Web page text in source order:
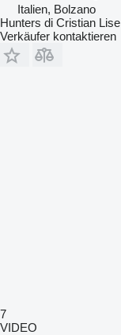
Italien, Bolzano
Hunters di Cristian Lise
Verkäufer kontaktieren
7
VIDEO